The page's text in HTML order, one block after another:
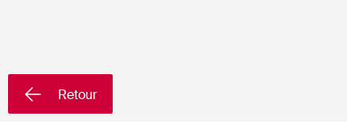
Retour
Newsletters & Newsflashes